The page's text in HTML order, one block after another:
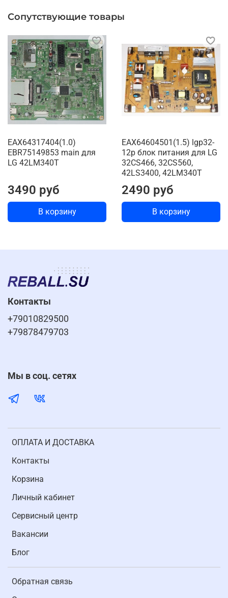
Сопутствующие товары
EAX64317404(1.0)
EBR75149853 main для
LG 42LM340T
3490 руб
В корзину
EAX64604501(1.5) lgp32-
12p блок питания для LG
32CS466, 32CS560,
42LS3400, 42LM340T
2490 руб
В корзину
ОПЛАТА И ДОСТАВКА
Контакты
Корзина
Личный кабинет
Cервисный центр
Вакансии
Блог
Обратная связь
Контакты
+79010829500
+79878479703
Мы в соц. сетях